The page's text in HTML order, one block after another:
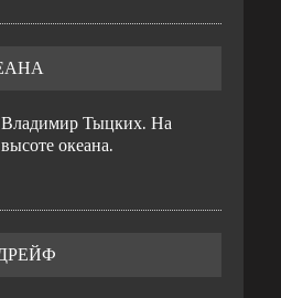
Владимир Тыцких. На
высоте океана.